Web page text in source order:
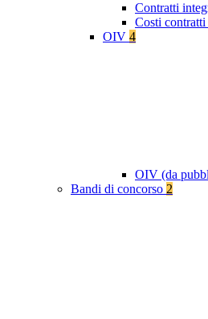
Contratti
Costi
OIV 4
OIV (da
Bandi di concorso 2